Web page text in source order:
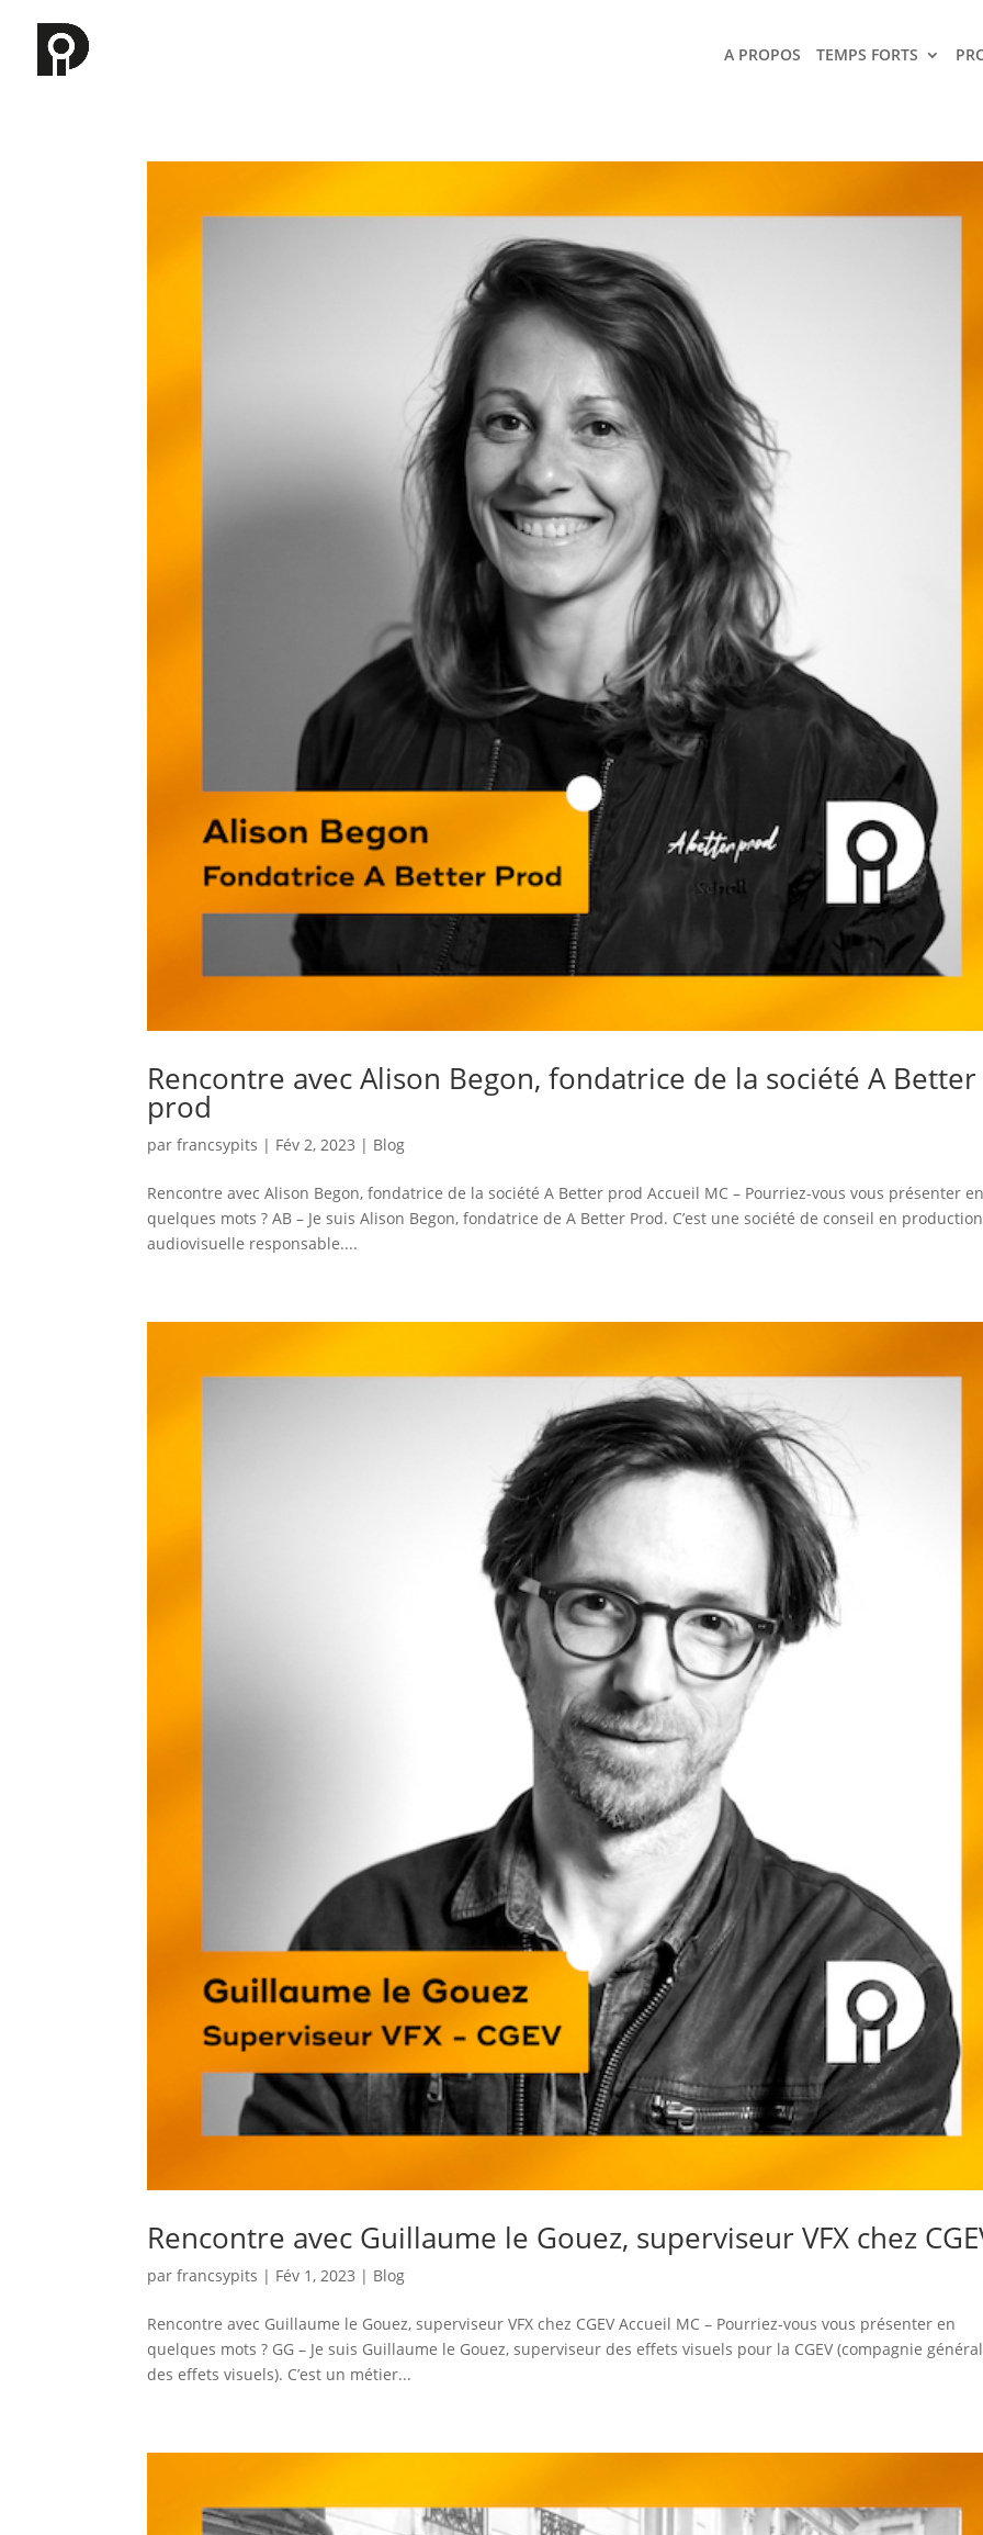
A PROPOS TEMPS FORTS
Rencontre avec Alison Begon, fondatrice de la société A Better
prod
parfrancsypits | Fév 2, 2023 | Blog
Rencontre avec Alison Begon, fondatrice de la société A Better prod Accueil MC – Pourriez-vous vous présenter
quelques mots ? AB – Je suis Alison Begon, fondatrice de A Better Prod. C’est une société de conseil en production
audiovisuelle responsable....
Rencontre avec Guillaume le Gouez, superviseur VFX chez
parfrancsypits | Fév 1, 2023 | Blog
Rencontre avec Guillaume le Gouez, superviseur VFX chez CGEV Accueil MC – Pourriez-vous vous présenter en
quelques mots ? GG – Je suis Guillaume le Gouez, superviseur des effets visuels pour la CGEV (compagnie
des effets visuels). C’est un métier...